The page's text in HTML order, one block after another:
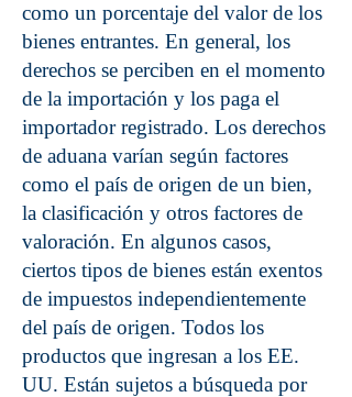
como un porcentaje del valor de los
bienes entrantes. En general, los
derechos se perciben en el momento
de la importación y los paga el
importador registrado. Los derechos
de aduana varían según factores
como el país de origen de un bien,
la clasificación y otros factores de
valoración. En algunos casos,
ciertos tipos de bienes están exentos
de impuestos independientemente
del país de origen. Todos los
productos que ingresan a los EE.
UU. Están sujetos a búsqueda por